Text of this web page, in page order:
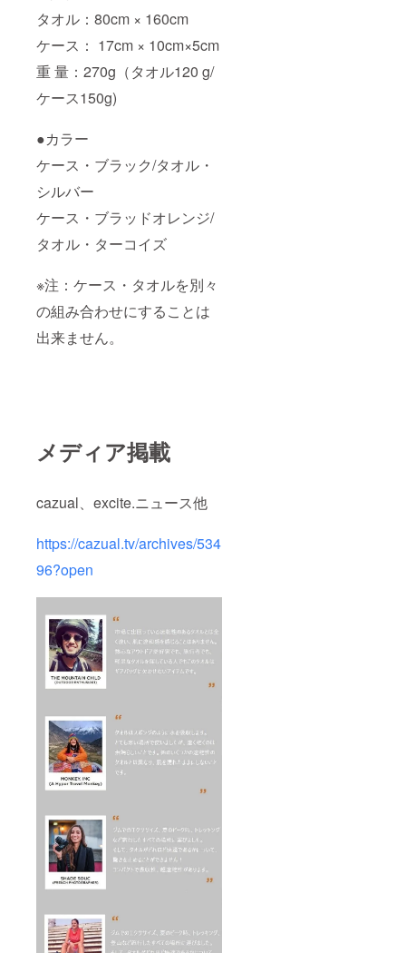
タオル：80cm × 160cm
ケース： 17cm × 10cm×5cm
重 量：270g（タオル120 g/
ケース150g)
●カラー
ケース・ブラック/タオル・
シルバー
ケース・ブラッドオレンジ/
タオル・ターコイズ
※注：ケース・タオルを別々
の組み合わせにすることは
出来ません。
メディア掲載
cazual、excite.ニュース他
https://cazual.tv/archives/534
96?open